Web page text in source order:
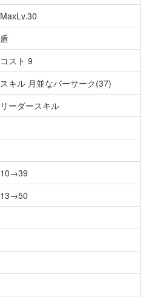
MaxLv.30
盾
コスト 9
スキル 月並なバーサーク(37)
リーダースキル
10→39
13→50